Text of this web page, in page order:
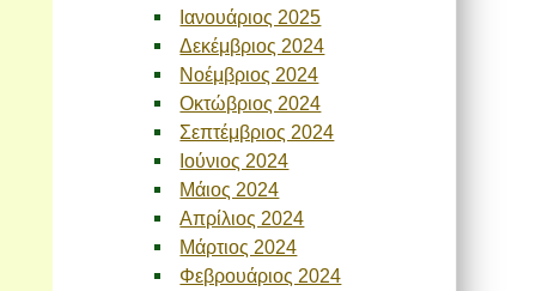
Ιανουάριος 2025
Δεκέμβριος 2024
Νοέμβριος 2024
Οκτώβριος 2024
Σεπτέμβριος 2024
Ιούνιος 2024
Μάιος 2024
Απρίλιος 2024
Μάρτιος 2024
Φεβρουάριος 2024